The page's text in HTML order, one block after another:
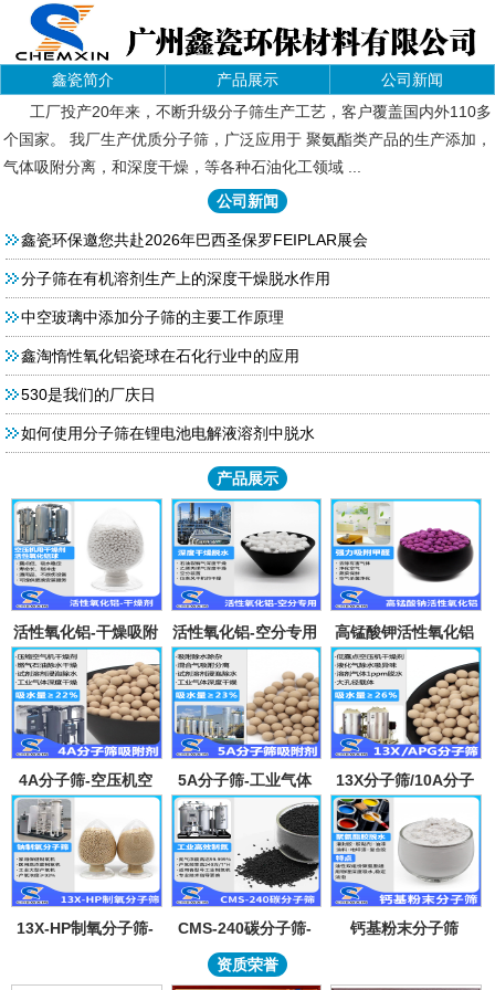
鑫瓷简介 产品展示
公司新闻
工厂投产20年来，不断升级分子筛生产工艺，客户覆盖国内外110多
个国家。 我厂生产优质分子筛，广泛应用于 聚氨酯类产品的生产添加，
气体吸附分离，和深度干燥，等各种石油化工领域 ...
公司新闻
鑫瓷环保邀您共赴2026年巴西圣保罗FEIPLAR展会
分子筛在有机溶剂生产上的深度干燥脱水作用
中空玻璃中添加分子筛的主要工作原理
鑫淘惰性氧化铝瓷球在石化行业中的应用
530是我们的厂庆日
如何使用分子筛在锂电池电解液溶剂中脱水
产品展示
活性氧化铝-干燥吸附
活性氧化铝-空分专用
吸附剂
高锰酸钾活性氧化铝
4A分子筛-空压机空
气气体吸水干燥颗粒-
溶剂试剂深度除水分
子筛吸附球
5A分子筛-工业气体
吸附纯化-溶剂深度除
水-混合气吸附分离
13X分子筛/10A分子
筛-lpglng燃气干燥除
异味除杂-空气低露点
干燥
13X-HP制氧分子筛-
筛95氧浓度-制氧钠分
CMS-240碳分子筛-
工业制氮机吸附剂炭
分子筛-99.999%浓度
钙基粉末分子筛
资质荣誉